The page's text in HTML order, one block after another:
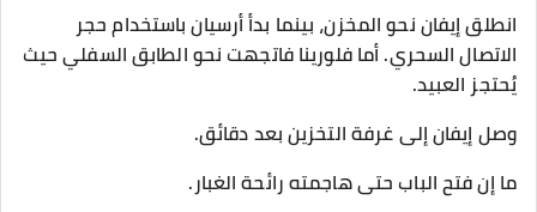
انطلق إيفان نحو المخزن، بينما بدأ أرسيان باستخدام حجر
الاتصال السحري. أما فلورينا فاتجهت نحو الطابق السفلي حيث
يُحتجز العبيد.
وصل إيفان إلى غرفة التخزين بعد دقائق.
ما إن فتح الباب حتى هاجمته رائحة الغبار.